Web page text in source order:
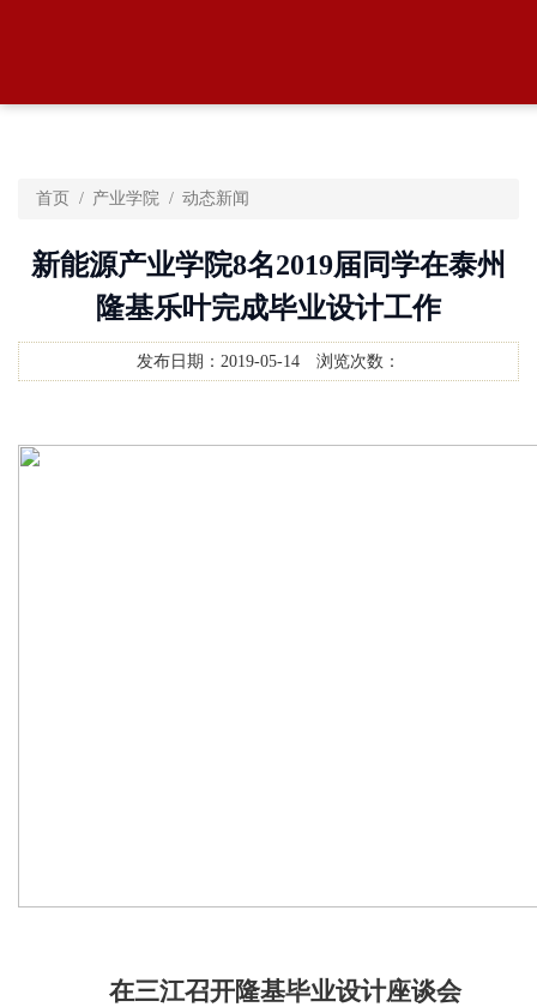
首页 产业学院 动态新闻
新能源产业学院8名2019届同学在泰州
隆基乐叶完成毕业设计工作
发布日期： 2019-05-14 浏览次数：
在三江召开隆基毕业设计座谈会